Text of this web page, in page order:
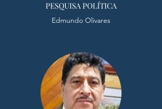
PESQUISA POLÍTICA
Edmundo Olivares